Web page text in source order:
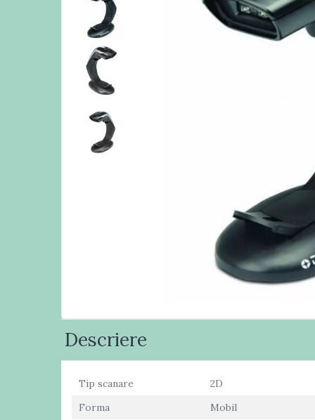
Cantare Numaratoare
Cantare platforma
Cantare precizie
Cantare verificare
Procesare numerar
Masini numarat banii
Verificatoare bancnote
Monitoare TouchScreen
profesionale
Cititoare coduri bare & Terminale
Cititoare coduri bare 2D cu fir
Cititoare coduri bare fixe
Descriere
Tip scanare
2D
Forma
Mobil